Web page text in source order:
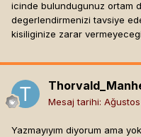
icinde bulundugunuz ortam
degerlendirmenizi tavsiye
kisiliginize zarar
Mesaj tarihi:
Yazmayıyım diyorum ama